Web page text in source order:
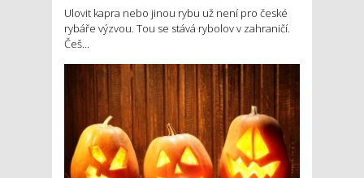
Ulovit kapra nebo jinou rybu už není pro české
rybáře výzvou. Tou se stává rybolov v zahraničí.
Češ...